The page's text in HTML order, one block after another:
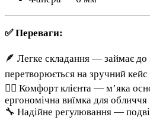
✅ Переваги:
🪶 Легке складання — займає до
перетворюється на зручний кейс
🧘‍♀️ Комфорт клієнта — м’яка
ергономічна виїмка для обличчя
🔧 Надійне регулювання —